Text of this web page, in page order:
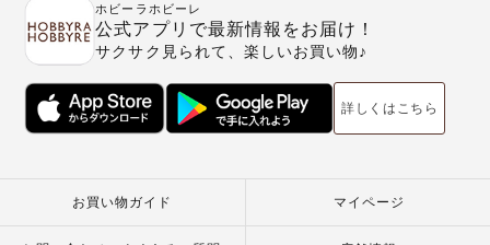
ホビーラホビーレ
公式アプリで最新情報をお届け！
サクサク見られて、楽しいお買い物♪
詳しくはこちら
お買い物ガイド マイページ